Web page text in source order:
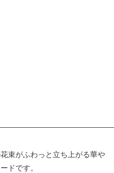
束がふわっと立ち上がる華や
ドです。